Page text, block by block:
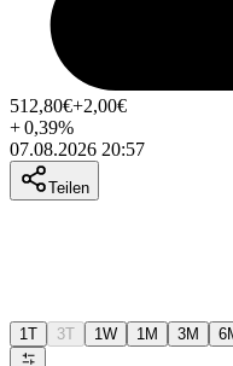
512,80€+2,00€
+0,39%
07.08.2026 20:57
Teilen
1T 3T 1W 1M 3M